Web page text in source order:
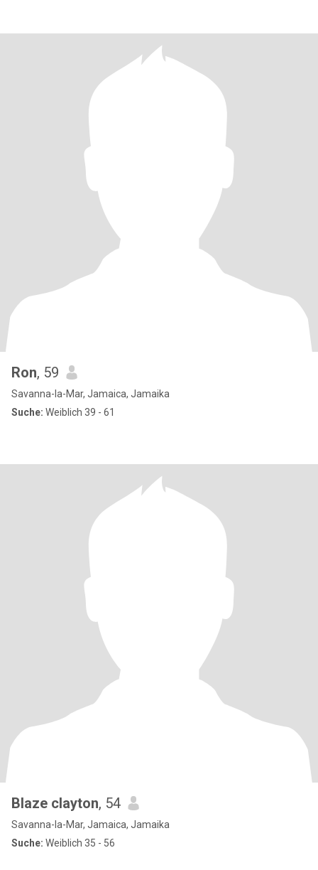
Ron, 59
Savanna-la-Mar, Jamaica, Jamaika
Suche: Weiblich 39 - 61
Blaze clayton, 54
Savanna-la-Mar, Jamaica, Jamaika
Suche: Weiblich 35 - 56